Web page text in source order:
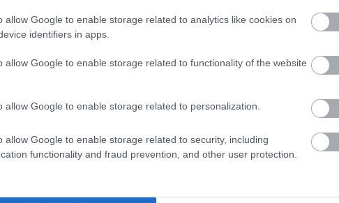
allow Google to enable storage related to analytics like cookies on
identifiers in apps.
allow Google to enable storage related to functionality of the website
allow Google to enable storage related to personalization.
allow Google to enable storage related to security, including
functionality and fraud prevention, and other user protection.